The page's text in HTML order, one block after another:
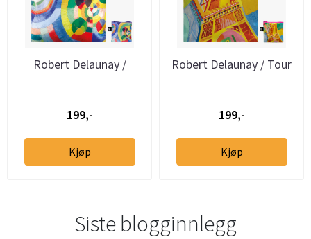
Robert Delaunay /
199,-
Kjøp
Robert Delaunay / Tour
199,-
Kjøp
Siste blogginnlegg